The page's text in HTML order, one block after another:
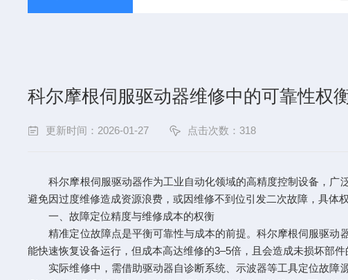
科尔摩根伺服驱动器维修中的可靠性权
更新时间：2026-01-27 点击次数：318
科尔摩根伺服驱动器作为工业自动化领域的高精度控制设备，广
避免因过度维修造成资源浪费，或因维修不到位引发二次故障，具体权
一、故障定位精度与维修成本的权衡
精准定位故障点是平衡可靠性与成本的前提。科尔摩根伺服驱动
能快速恢复设备运行，但成本高达维修的3–5倍，且会造成未损坏部件
实际维修中，需借助驱动器自诊断系统、示波器等工具定位故障